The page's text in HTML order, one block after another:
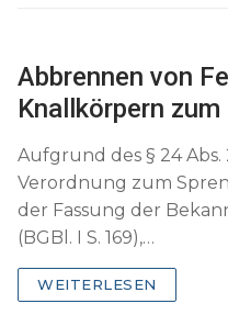
Abbrennen von
Knallkörpern
Aufgrund des § 24 Abs.
Verordnung zum
der Fassung der
(BGBl. I S. 169),…
WEITERLESEN